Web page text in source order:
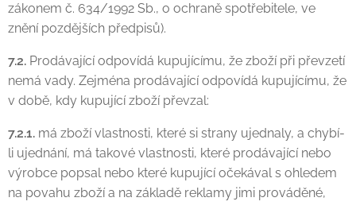
zákonem č. 634/1992 Sb., o ochraně spotřebitele, ve
znění pozdějších předpisů).
7.2. Prodávající odpovídá kupujícímu, že zboží při převzetí
nemá vady. Zejména prodávající odpovídá kupujícímu, že
v době, kdy kupující zboží převzal:
7.2.1. má zboží vlastnosti, které si strany ujednaly, a chybí-
li ujednání, má takové vlastnosti, které prodávající nebo
výrobce popsal nebo které kupující očekával s ohledem
na povahu zboží a na základě reklamy jimi prováděné,